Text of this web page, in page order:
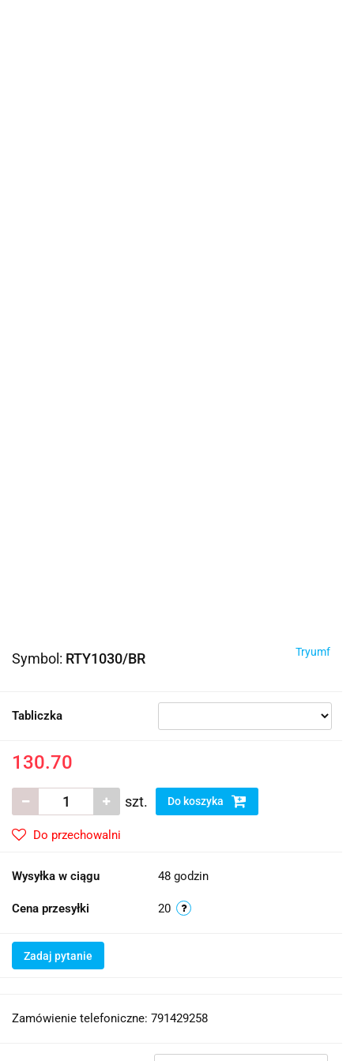
Symbol: RTY1030/BR Tryumf
Tabliczka
130.70
szt. Do koszyka
Do przechowalni
Wysyłka w ciągu 48 godzin
Cena przesyłki 20
Zadaj pytanie
Zamówienie telefoniczne: 791429258